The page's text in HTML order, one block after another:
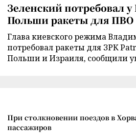
Зеленский потребовал
Польши ракеты для ПВО
Глава киевского режима
потребовал ракеты для ЗРК
Польши и Израиля, сообщили
При столкновении поездов в
пассажиров